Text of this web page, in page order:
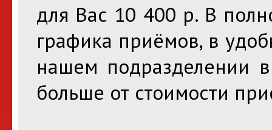
для Вас 10 400 р. В
графика приёмов, в
нашем подразделении
больше от стоимости